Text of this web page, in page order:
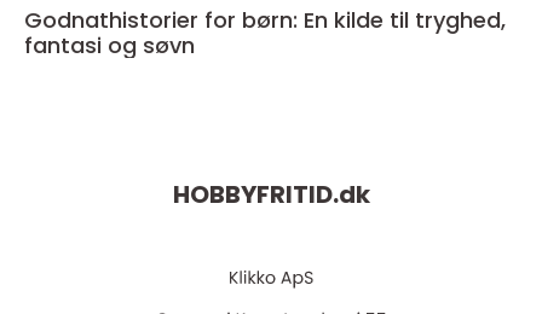
Godnathistorier for børn: En kilde til tryghed,
fantasi og søvn
HOBBYFRITID.dk